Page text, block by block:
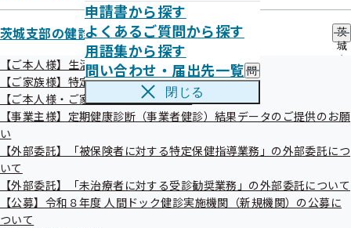
申請書から探す
よくあるご質問から探す
用語集から探す
問い合わせ・届出先一覧 問
い
わ
届
先
一
覧
閉じる
茨城支部の健診・保健指導のご案内
茨
城
診
保
健
導
の
【ご本人様】生活習慣病予防健診
【ご家族様】特定健診
【ご本人様・ご家族様】特定保健指導
【事業主様】定期健康診断（事業者健診）結果データのご提供のお願
い
【外部委託】「被保険者に対する特定保健指導業務」の外部委託につ
いて
【外部委託】「未治療者に対する受診勧奨業務」の外部委託について
【公募】令和８年度 人間ドック健診実施機関（新規機関）の公募に
ついて
茨城支部
特定健診実施機関一覧（ご家族さ
ま）
絞り込みメニュー